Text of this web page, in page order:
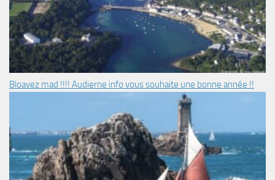
Bloavez mad !!!! Audierne info vous souhaite une bonne année !!